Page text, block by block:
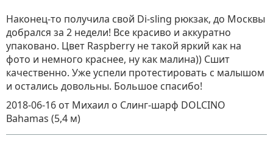
Наконец-то получила свой Di-sling рюкзак, до Москвы
добрался за 2 недели! Все красиво и аккуратно
упаковано. Цвет Raspberry не такой яркий как на
фото и немного краснее, ну как малина)) Сшит
качественно. Уже успели протестировать с малышом
и остались довольны. Большое спасибо!
2018-06-16 от Михаил о Слинг-шарф DOLCINO
Bahamas (5,4 м)